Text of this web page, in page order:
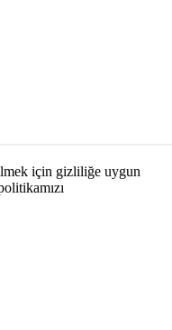
için gizliliğe uygun